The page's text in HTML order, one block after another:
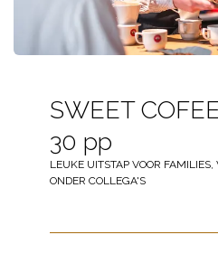
SWEET
30 pp
LEUKE UITSTAP VOOR
ONDER COLLEGA'S